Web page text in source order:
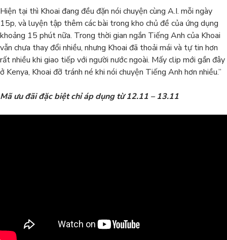
Hiện tại thì Khoai đang đều đặn nói chuyện cùng A.I. mỗi ngày
15p, và luyện tập thêm các bài trong kho chủ đề của ứng dụng
khoảng 15 phút nữa. Trong thời gian ngắn Tiếng Anh của Khoai
vẫn chưa thay đổi nhiều, nhưng Khoai đã thoải mái và tự tin hơn
rất nhiều khi giao tiếp với người nước ngoài. Mấy clip mới gần đây
ở Kenya, Khoai đỡ tránh né khi nói chuyện Tiếng Anh hơn nhiều.”
Mã ưu đãi đặc biệt chỉ áp dụng từ 12.11 – 13.11